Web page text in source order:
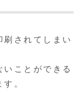
刷されてしまい
ことができる
。